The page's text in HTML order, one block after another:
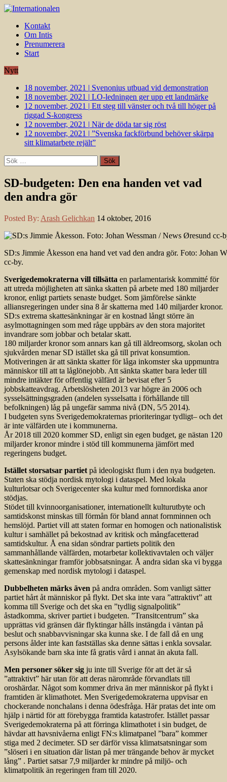
Kontakt
Om Intis
Prenumerera
Start
Nytt
18 november, 2021 | Svenonius utbuad vid demonstration
18 november, 2021 | LO-ledningen ger upp ett landmärke
12 november, 2021 | Ett steg till vänster och två till höger på
riggad S-kongress
12 november, 2021 | När de döda tar sig röst
12 november, 2021 | ”Svenska fackförbund behöver skärpa
sitt klimatarbete rejält”
Sök
efter:
SD-budgeten: Den ena handen vet vad
den andra gör
Posted By: Arash Gelichkan 14 oktober, 2016
SD:s Jimmie Åkesson ena hand vet vad den andra gör. Foto: Johan
cc-by.
Sverigedemokraterna vill tillsätta en parlamentarisk kommitté för
att utreda möjligheten att sänka skatten på arbete med 180 miljarder
kronor, enligt partiets senaste budget. Som jämförelse sänkte
alliansregeringen under sina 8 år skatterna med 140 miljarder kronor.
SD:s extrema skattesänkningar är en kostnad långt större än
asylmottagningen som med råge uppbärs av den stora majoritet
invandrare som jobbar och betalar skatt.
180 miljarder kronor som annars kan gå till äldreomsorg, skolan och
sjukvården menar SD istället ska gå till privat konsumtion.
Motiveringen är att sänkta skatter för låga inkomster ska uppmuntra
människor till att ta låglönejobb. Att sänkta skatter bara leder till
mindre intäkter för offentlig välfärd är bevisat efter 5
jobbskatteavdrag. Arbetslös­heten 2013 var högre än 2006 och
sysselsättningsgraden (andelen sysselsatta i förhållande till
befolkningen) låg på ungefär samma nivå (DN, 5/5 2014).
I budgeten syns Sverigedemokraternas prioriteringar tydligt– och det
är inte välfärden ute i kommunerna.
År 2018 till 2020 kommer SD, enligt sin egen budget, ge nästan 120
miljarder kronor mindre i stöd till kommunerna jämfört med
regeringens budget.
Istället storsatsar partiet på ideologiskt flum i den nya budgeten.
Staten ska stödja nordisk mytologi i dataspel. Med lokala
kulturlotsar och Sverigecenter ska kultur med fornnordiska anor
stödjas.
Stödet till kvinnoorganisationer, internationellt kulturutbyte och
samtidskonst minskas till förmån för bland annat fornminnen och
hemslöjd. Partiet vill att staten formar en homogen och nationalistisk
kultur i samhället på bekostnad av kritisk och mångfacetterad
samtidskultur. Å ena sidan söndrar partiets politik den
sammanhållande välfärden, motarbetar kollektivavtalen och väljer
skattesänkningar framför jobbsatsningar. Å andra sidan ska vi bygga
gemenskap med nordisk mytologi i dataspel.
Dubbelheten märks även på andra områden. Som vanligt sätter
partiet hårt åt människor på flykt. Det ska inte vara ”attraktivt” att
komma till Sverige och det ska en ”tydlig signalpolitik”
åstadkomma, skriver partiet i budgeten. ”Transitcentrum” ska
upprättas vid gränsen där flyktingar hålls instängda i väntan på
beslut och snabbavvisningar ska kunna ske. I de fall då en ung
persons ålder inte kan fastställas ska denne sättas i enkla sovsalar.
Asylsökande barn ska inte få gratis vård i annat än akuta fall.
Men personer söker sig ju inte till Sverige för att det är så
”attraktivt” här utan för att deras närområde förvandlats till
oroshärdar. Något som kommer driva än mer människor på flykt i
framtiden är klimathotet. Men Sverigedemokraterna uppvisar en
chockerande nonchalans i denna ödesfråga. Här pratas det inte om
hjälp i närtid för att förebygga framtida katastrofer. Istället passar
Sverigedemokraterna på att förringa klimathotet i sin budget, de
hävdar att havsnivåerna enligt FN:s klimatpanel ”bara” kommer
stiga med 2 decimeter. SD ser därför vissa klimatsatsningar som
”slöseri i en situation där listan på mer trängande behov är mycket
lång” . Partiet satsar 7,9 miljarder kr mindre på miljö- och
klimatpolitik än regeringen fram till 2020.